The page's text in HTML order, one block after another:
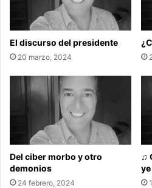
El discurso del presidente
20 marzo, 2024
Del ciber morbo y otro
demonios
24 febrero, 2024
♫